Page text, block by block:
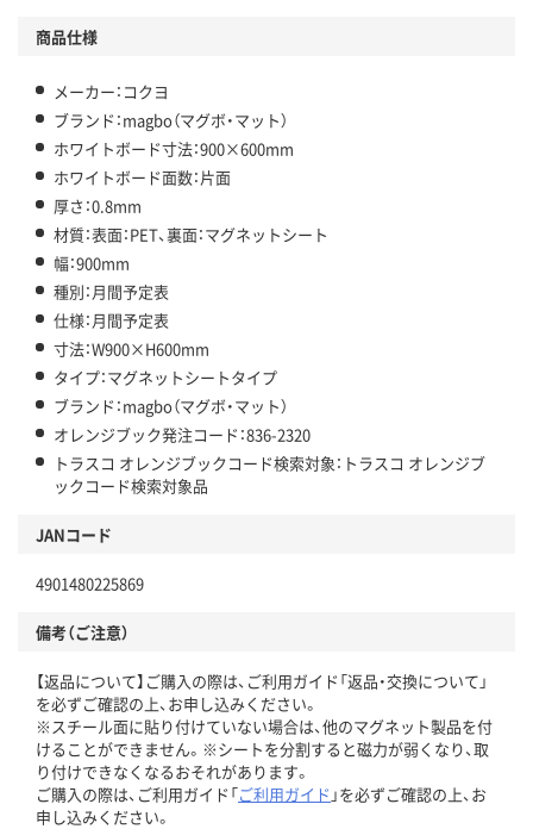
商品仕様
メーカー：コクヨ
ブランド：magbo（マグボ・マット）
ホワイトボード寸法：900×600mm
ホワイトボード面数：片面
厚さ：0.8mm
材質：表面：PET、裏面：マグネットシート
幅：900mm
種別：月間予定表
仕様：月間予定表
寸法：W900×H600mm
タイプ：マグネットシートタイプ
ブランド：magbo（マグボ・マット）
オレンジブック発注コード：836-2320
トラスコ オレンジブックコード検索対象：トラスコ オレンジブ
ックコード検索対象品
JANコード
4901480225869
備考（ご注意）
【返品について】ご購入の際は、ご利用ガイド「返品・交換について」
を必ずご確認の上、お申し込みください。
※スチール面に貼り付けていない場合は、他のマグネット製品を付
けることができません。※シートを分割すると磁力が弱くなり、取
り付けできなくなるおそれがあります。
ご購入の際は、ご利用ガイド「ご利用ガイド 」を必ずご確認の上、お
申し込みください。